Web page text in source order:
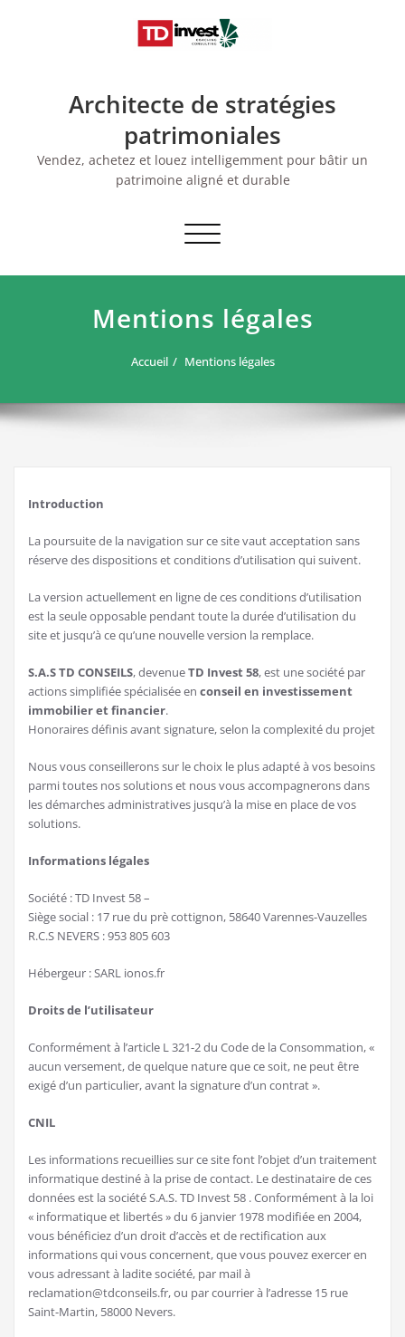
Architecte de stratégies
patrimoniales
Vendez, achetez et louez intelligemment pour bâtir un
patrimoine aligné et durable
Afficher/masquer
navigation
Mentions légales
Accueil Mentions légales
Introduction
La poursuite de la navigation sur ce site vaut acceptation sans
réserve des dispositions et conditions d’utilisation qui suivent.
La version actuellement en ligne de ces conditions d’utilisation
est la seule opposable pendant toute la durée d’utilisation du
site et jusqu’à ce qu’une nouvelle version la remplace.
S.A.S TD CONSEILS, devenueTD Invest 58, est une société par
actions simplifiée spécialisée en conseil en investissement
immobilier et financier.
Honoraires définis avant signature, selon la complexité du projet
Nous vous conseillerons sur le choix le plus adapté à vos besoins
parmi toutes nos solutions et nous vous accompagnerons dans
les démarches administratives jusqu’à la mise en place de vos
solutions.
Informations légales
Société : TD Invest 58 –
Siège social : 17 rue du prè cottignon, 58640 Varennes-Vauzelles
R.C.S NEVERS : 953 805 603
Hébergeur : SARL ionos.fr
Droits de l’utilisateur
Conformément à l’article L 321-2 du Code de la Consommation, «
aucun versement, de quelque nature que ce soit, ne peut être
exigé d’un particulier, avant la signature d’un contrat ».
CNIL
Les informations recueillies sur ce site font l’objet d’un traitement
informatique destiné à la prise de contact. Le destinataire de ces
données est la société S.A.S. TD Invest 58 . Conformément à la loi
« informatique et libertés » du 6 janvier 1978 modifiée en 2004,
vous bénéficiez d’un droit d’accès et de rectification aux
informations qui vous concernent, que vous pouvez exercer en
vous adressant à ladite société, par mail à
reclamation@tdconseils.fr, ou par courrier à l’adresse 15 rue
Saint-Martin, 58000 Nevers.